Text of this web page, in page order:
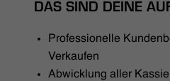
DAS SIND DEINE
Professionelle
Verkaufen
Abwicklung aller